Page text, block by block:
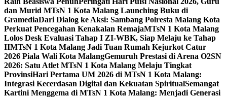
dan Murid MTsN 1 Kota Malang Launching Buku di
GramediaDari Dialog ke Aksi: Sambang Polresta Malang Kota
Perkuat Pencegahan Kenakalan RemajaMTsN 1 Kota Malang
Lolos Desk Evaluasi Tahap I ZI-WBK, Siap Melaju ke Tahap
IIMTsN 1 Kota Malang Jadi Tuan Rumah Kejurkot Catur
2026 Piala Wali Kota MalangGemuruh Prestasi di Arena O2SN
2026: Satu Atlet MTsN 1 Kota Malang Melaju Tingkat
ProvinsiHari Pertama UM 2026 di MTsN 1 Kota Malang:
Integrasi Kecerdasan Digital dan Kekuatan SpiritualSemangat
Kartini Menggema di MTsN 1 Kota Malang: Menjadi Generasi